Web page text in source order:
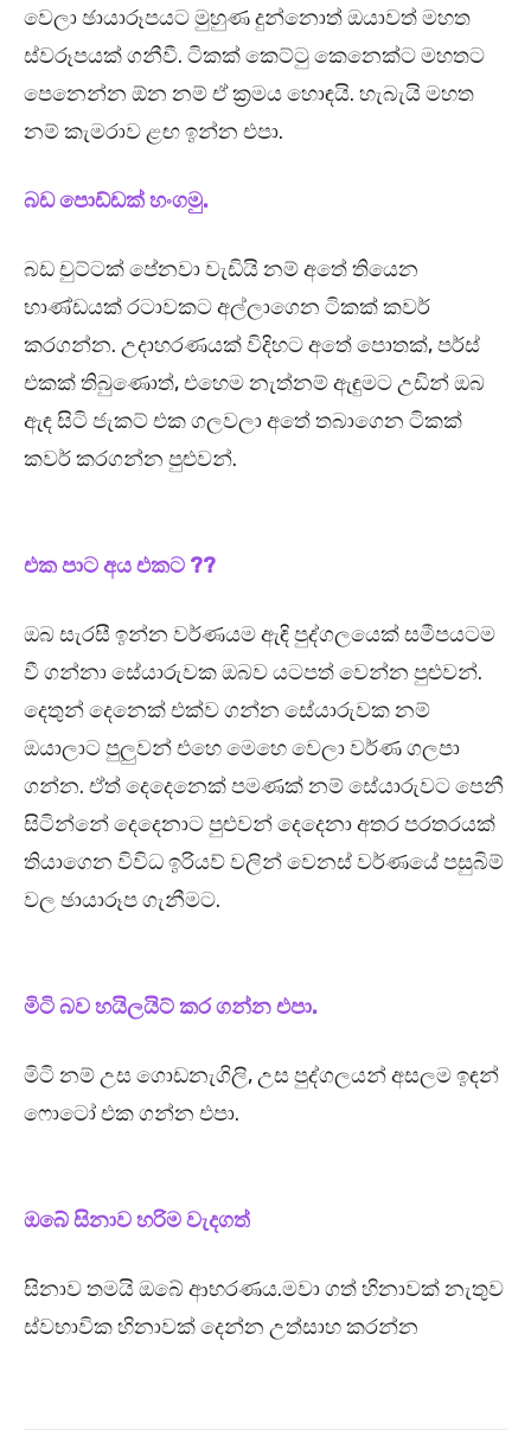
වෙලා ඡායාරූපයට මුහුණ දුන්නොත් ඔයාවත් මහත
ස්වරූපයක් ගනීවී. ටිකක් කෙට්ටු කෙනෙක්ට මහතට
පෙනෙන්න ඕන නම් ඒ ක්‍රමය හොඳයි. හැබැයි මහත
නම් කැමරාව ළඟ ඉන්න එපා.
බඩ පොඩ්ඩක් හංගමු.
බඩ චුට්ටක් පේනවා වැඩියි නම් අතේ තියෙන
භාණ්ඩයක් රටාවකට අල්ලාගෙන ටිකක් කවර්
කරගන්න. උදාහරණයක් විදිහට අතේ පොතක්, පර්ස්
එකක් තිබුණොත්, එහෙම නැත්නම් ඇඳුමට උඩින් ඔබ
ඇඳ සිටි ජැකට් එක ගලවලා අතේ තබාගෙන ටිකක්
කවර් කරගන්න පුළුවන්.
එක පාට අය එකට ??
ඔබ සැරසී ඉන්න වර්ණයම ඇඳි පුද්ගලයෙක් සමීපයටම
වී ගන්නා සේයාරුවක ඔබව යටපත් වෙන්න පුළුවන්.
දෙතුන් දෙනෙක් එක්ව ගන්න සේයාරුවක නම්
ඔයාලාට පුලුවන් එහෙ මෙහෙ වෙලා වර්ණ ගලපා
ගන්න. ඒත් දෙදෙනෙක් පමණක් නම් සේයාරුවට පෙනී
සිටින්නේ දෙදෙනාට පුළුවන් දෙදෙනා අතර පරතරයක්
තියාගෙන විවිධ ඉරියව් වලින් වෙනස් වර්ණයේ පසුබිම්
වල ඡායාරූප ගැනීමට.
මිටි බව හයිලයිට් කර ගන්න එපා.
මිටි නම් උස ගොඩනැගිලි, උස පුද්ගලයන් අසලම ඉඳන්
ෆොටෝ එක ගන්න එපා.
ඔබේ සිනාව හරිම වැදගත්
සිනාව තමයි ඔබේ ආභරණය.මවා ගත් හිනාවක් නැතුව
ස්වභාවික හිනාවක් දෙන්න උත්සාහ කරන්න